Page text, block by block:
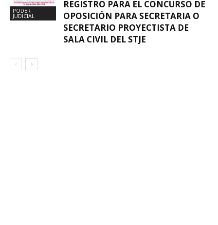
PODER
JUDICIAL
REGISTRO PARA EL CONCURSO DE
OPOSICIÓN PARA SECRETARIA O
SECRETARIO PROYECTISTA DE
SALA CIVIL DEL STJE